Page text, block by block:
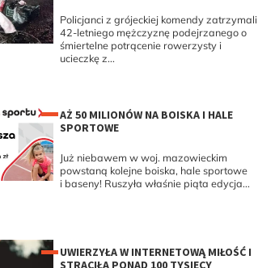
Policjanci z grójeckiej komendy zatrzymali
42-letniego mężczyznę podejrzanego o
śmiertelne potrącenie rowerzysty i
ucieczkę z...
AŻ 50 MILIONÓW NA BOISKA I HALE
SPORTOWE
Już niebawem w woj. mazowieckim
powstaną kolejne boiska, hale sportowe
i baseny! Ruszyła właśnie piąta edycja...
UWIERZYŁA W INTERNETOWĄ MIŁOŚĆ I